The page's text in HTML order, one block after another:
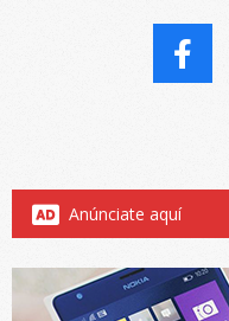
Anúnciate aquí